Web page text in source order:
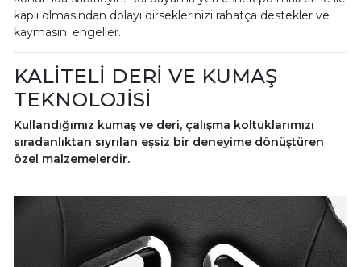
kaplı olmasından dolayı dirseklerinizi rahatça destekler ve
kaymasını engeller.
KALİTELİ DERİ VE KUMAŞ
TEKNOLOJİSİ
Kullandığımız kumaş ve deri, çalışma koltuklarımızı
sıradanlıktan sıyrılan eşsiz bir deneyime dönüştüren
özel malzemelerdir.